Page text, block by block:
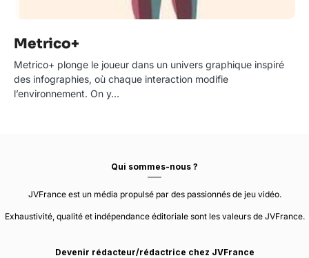
Metrico+
Metrico+ plonge le joueur dans un univers graphique inspiré
des infographies, où chaque interaction modifie
l’environnement. On y…
Qui sommes-nous ?
JVFrance est un média propulsé par des passionnés de jeu vidéo.
Exhaustivité, qualité et indépendance éditoriale sont les valeurs de JVFrance.
Devenir rédacteur/rédactrice chez JVFrance